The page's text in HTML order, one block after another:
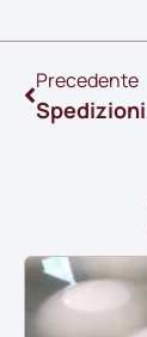
Precedente
Spedizioni